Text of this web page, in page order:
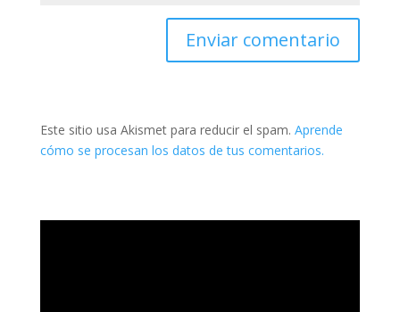
Este sitio usa Akismet para reducir el spam. Aprende
cómo se procesan los datos de tus comentarios.